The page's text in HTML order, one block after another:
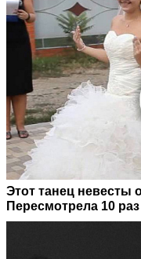
Этот танец невесты
Пересмотрела 10 раз